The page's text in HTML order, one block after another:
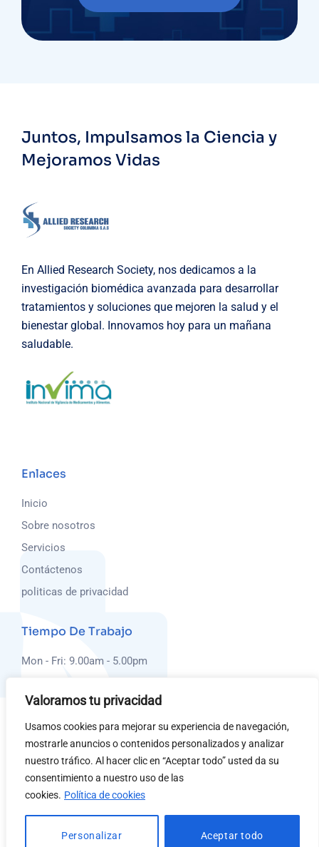
Valoramos tu privacidad
Usamos cookies para mejorar su experiencia de navegación,
mostrarle anuncios o contenidos personalizados y analizar
nuestro tráfico. Al hacer clic en “Aceptar todo” usted da su
consentimiento a nuestro uso de las
cookies. Política de cookies
Personalizar Aceptar todo
Juntos, Impulsamos la Ciencia y
Mejoramos Vidas
En Allied Research Society, nos dedicamos a la
investigación biomédica avanzada para desarrollar
tratamientos y soluciones que mejoren la salud y el
bienestar global. Innovamos hoy para un mañana
saludable.
Enlaces
Inicio
Sobre nosotros
Servicios
Contáctenos
politicas de privacidad
Tiempo De Trabajo
Mon - Fri: 9.00am - 5.00pm
Sunday Closed
Nuestra Dirección
Dirección: Carrera 55 #100-51 Oficina 411 – Centro
Empresarial Blue Gardens.
PBX: +57 (605) 398-51-46